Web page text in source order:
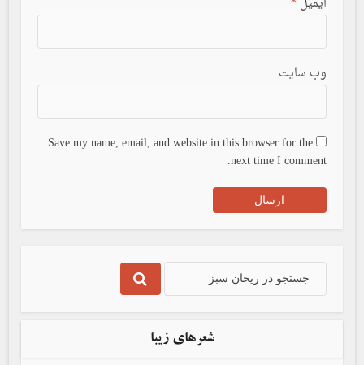
وب سایت
Save my name, email, and website in this browser for the
next time I comment.
شعرهای زیبا